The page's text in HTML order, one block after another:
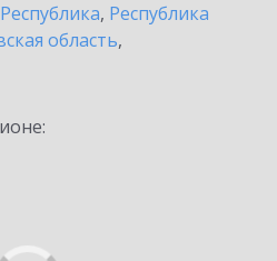
, Республика
область,